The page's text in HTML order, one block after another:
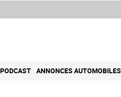
PODCAST ANNONCES AUTOMOBILES